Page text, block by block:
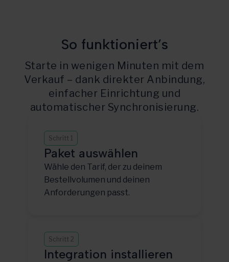
So funktioniert’s
Starte in wenigen Minuten mit dem
Verkauf – dank direkter Anbindung,
einfacher Einrichtung und
automatischer Synchronisierung.
Schritt 1
Paket auswählen
Wähle den Tarif, der zu deinem
Bestellvolumen und deinen
Anforderungen passt.
Schritt 2
Integration installieren